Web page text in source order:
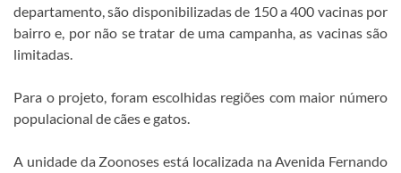
departamento, são disponibilizadas de 150 a 400 vacinas por
bairro e, por não se tratar de uma campanha, as vacinas são
limitadas.
Para o projeto, foram escolhidas regiões com maior número
populacional de cães e gatos.
A unidade da Zoonoses está localizada na Avenida Fernando